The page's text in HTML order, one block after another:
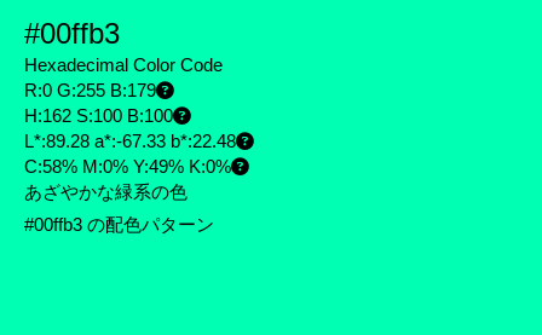
#00ffb3
Hexadecimal Color Code
R:0 G:255 B:179
H:162 S:100 B:100
L*:89.28 a*:-67.33 b*:22.48
C:58% M:0% Y:49% K:0%
あざやかな緑系の色
#00ffb3 の配色パターン